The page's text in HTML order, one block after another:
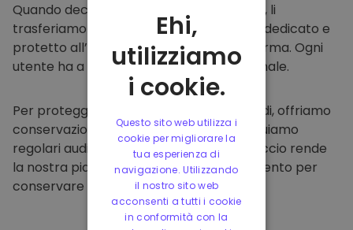
Quando decidi di comprare su
, li
trasferiamo direttamente nel tuo wallet dedicato e
protetto all’interno della nostra piattaforma. Ogni
utente ha a disposizione un wallet personale.
Per proteggere i nostri clienti e i loro fondi, offriamo
conservazione offline protetta ed effettuiamo
regolari audit di sicurezza. Questo approccio rende
la nostra piattaforma un punto di riferimento per
conservare e altre criptovalute.
Ehi,
utilizziamo
i cookie.
Questo sito web utilizza i
cookie per migliorare la
tua esperienza di
navigazione. Utilizzando
il nostro sito web
acconsenti a tutti i cookie
in conformità con la